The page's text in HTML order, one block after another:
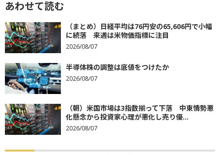
あわせて読む
（まとめ）日経平均は76円安の65,606円で小幅
に続落 来週は米物価指標に注目
2026/08/07
半導体株の調整は底値をつけたか
2026/08/07
（朝）米国市場は3指数揃って下落 中東情勢悪
化懸念から投資家心理が悪化し売り優...
2026/08/07